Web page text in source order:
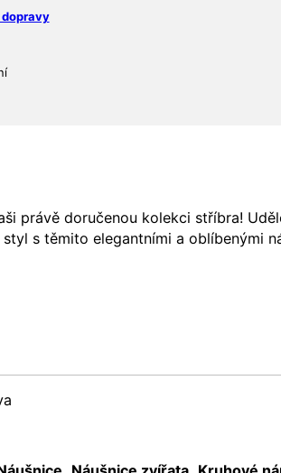
právě doručenou kolekci stříbra!
s těmito elegantními a oblíbenými